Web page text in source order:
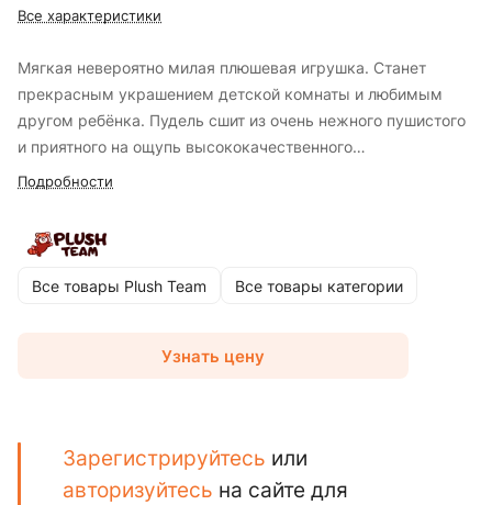
Все характеристики
Мягкая невероятно милая плюшевая игрушка. Станет
прекрасным украшением детской комнаты и любимым
другом ребёнка. Пудель сшит из очень нежного пушистого
и приятного на ощупь высококачественного
искусственного меха. Собачку можно брать с собой в
Подробности
Все товары Plush Team Все товары категории
Узнать цену
Зарегистрируйтесь или
авторизуйтесь на сайте для